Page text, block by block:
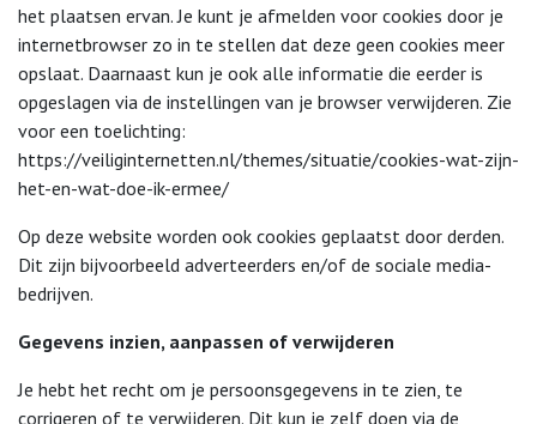
het plaatsen ervan. Je kunt je afmelden voor cookies door je
internetbrowser zo in te stellen dat deze geen cookies meer
opslaat. Daarnaast kun je ook alle informatie die eerder is
opgeslagen via de instellingen van je browser verwijderen. Zie
voor een toelichting:
https://veiliginternetten.nl/themes/situatie/cookies-wat-zijn-
het-en-wat-doe-ik-ermee/
Op deze website worden ook cookies geplaatst door derden.
Dit zijn bijvoorbeeld adverteerders en/of de sociale media-
bedrijven.
Gegevens inzien, aanpassen of verwijderen
Je hebt het recht om je persoonsgegevens in te zien, te
corrigeren of te verwijderen. Dit kun je zelf doen via de